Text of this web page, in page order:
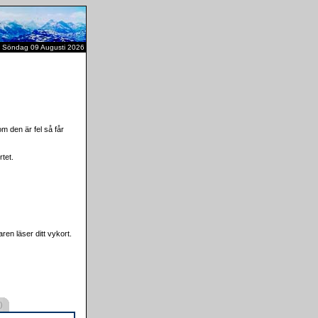
Söndag 09 Augusti 2026
den är fel så får
läser ditt vykort.